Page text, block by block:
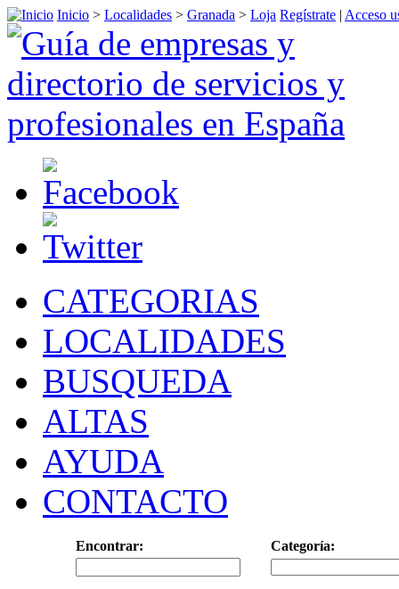
Inicio > Localidades > Granada > Loja Regístrate | Acceso
CATEGORIAS
LOCALIDADES
BUSQUEDA
ALTAS
AYUDA
CONTACTO
Encontrar: Categoría: